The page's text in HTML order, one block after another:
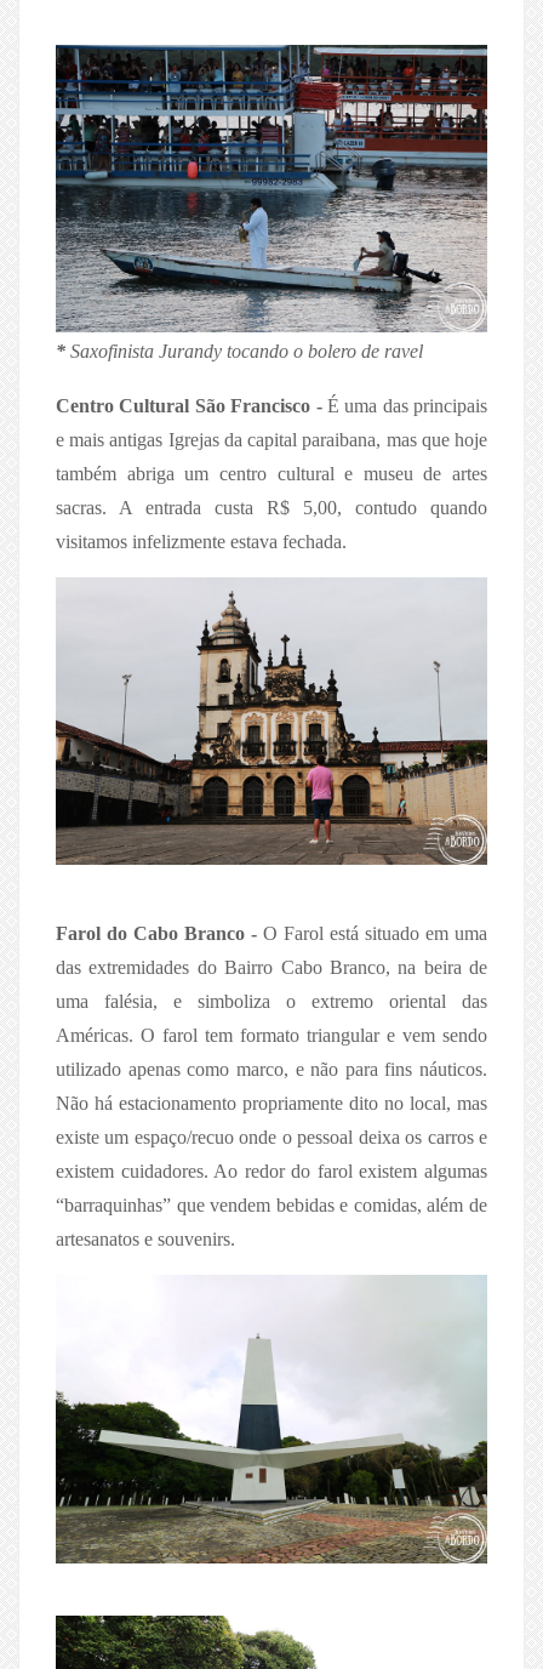
* Saxofinista Jurandy tocando o bolero de ravel
Centro Cultural São Francisco -É uma das principais
e mais antigas Igrejas da capital paraibana, mas que hoje
também abriga um centro cultural e museu de artes
sacras. A entrada custa R$ 5,00, contudo quando
visitamos infelizmente estava fechada.
Farol do Cabo Branco - O Farol está situado em uma
das extremidades do Bairro Cabo Branco, na beira de
uma falésia, e simboliza o extremo oriental das
Américas. O farol tem formato triangular e vem sendo
utilizado apenas como marco, e não para fins náuticos.
Não há estacionamento propriamente dito no local, mas
existe um espaço/recuo onde o pessoal deixa os carros e
existem cuidadores. Ao redor do farol existem algumas
“barraquinhas” que vendem bebidas e comidas, além de
artesanatos e souvenirs.